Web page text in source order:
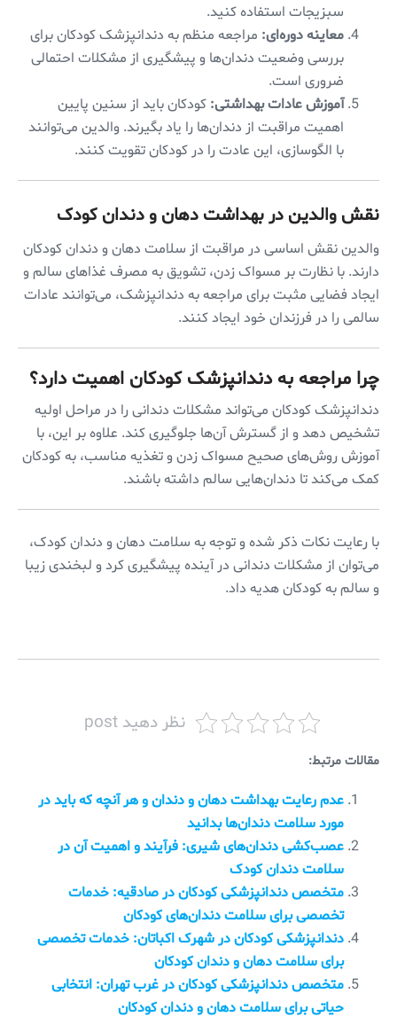
سبزیجات استفاده کنید.
معاینه دوره‌ای: مراجعه منظم به دندانپزشک کودکان برای
بررسی وضعیت دندان‌ها و پیشگیری از مشکلات احتمالی
ضروری است.
آموزش عادات بهداشتی: کودکان باید از سنین پایین
اهمیت مراقبت از دندان‌ها را یاد بگیرند. والدین می‌توانند
با الگوسازی، این عادت را در کودکان تقویت کنند.
نقش والدین در بهداشت دهان و دندان کودک
والدین نقش اساسی در مراقبت از سلامت دهان و دندان کودکان
دارند. با نظارت بر مسواک زدن، تشویق به مصرف غذاهای سالم و
ایجاد فضایی مثبت برای مراجعه به دندانپزشک، می‌توانند عادات
سالمی را در فرزندان خود ایجاد کنند.
چرا مراجعه به دندانپزشک کودکان اهمیت دارد؟
دندانپزشک کودکان می‌تواند مشکلات دندانی را در مراحل اولیه
تشخیص دهد و از گسترش آن‌ها جلوگیری کند. علاوه بر این، با
آموزش روش‌های صحیح مسواک زدن و تغذیه مناسب، به کودکان
کمک می‌کند تا دندان‌هایی سالم داشته باشند.
با رعایت نکات ذکر شده و توجه به سلامت دهان و دندان کودک،
می‌توان از مشکلات دندانی در آینده پیشگیری کرد و لبخندی زیبا
و سالم به کودکان هدیه داد.
نظر دهید post
مقالات مرتبط:
عدم رعایت بهداشت دهان و دندان و هر آنچه که باید در
مورد سلامت دندان‌ها بدانید
عصب‌کشی دندان‌های شیری: فرآیند و اهمیت آن در
سلامت دندان کودک
متخصص دندانپزشکی کودکان در صادقیه: خدمات
تخصصی برای سلامت دندان‌های کودکان
دندانپزشکی کودکان در شهرک اکباتان: خدمات تخصصی
برای سلامت دهان و دندان کودکان
متخصص دندانپزشکی کودکان در غرب تهران: انتخابی
حیاتی برای سلامت دهان و دندان کودکان